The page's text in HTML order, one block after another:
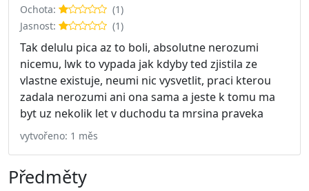
Ochota:
(1)
Jasnost:
(1)
Tak delulu pica az to boli, absolutne nerozumi
nicemu, lwk to vypada jak kdyby ted zjistila ze
vlastne existuje, neumi nic vysvetlit, praci kterou
zadala nerozumi ani ona sama a jeste k tomu ma
byt uz nekolik let v duchodu ta mrsina praveka
vytvořeno: 1 měs
Předměty